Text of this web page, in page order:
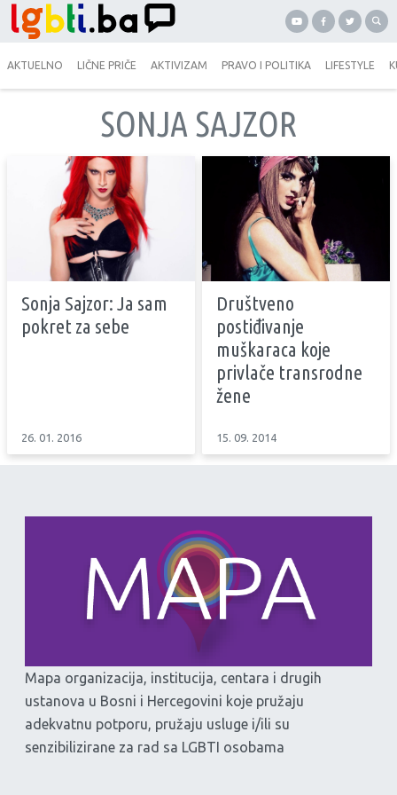
AKTUELNO LIČNE PRIČE AKTIVIZAM PRAVO I POLITIKA LIFESTYLE
SONJA SAJZOR
Sonja Sajzor: Ja sam
pokret za sebe
26. 01. 2016
Društveno
postiđivanje
muškaraca koje
privlače transrodne
žene
15. 09. 2014
Mapa organizacija, institucija, centara i drugih
ustanova u Bosni i Hercegovini koje pružaju
adekvatnu potporu, pružaju usluge i/ili su
senzibilizirane za rad sa LGBTI osobama